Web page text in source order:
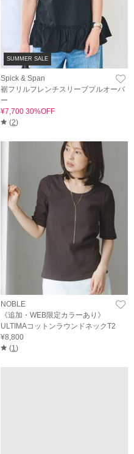
SUMMER SALE
Spick & Span
裾フリルフレンチスリーブプルオーバ
ー
¥7,700 30%OFF
(2)
NOBLE
《追加・WEB限定カラーあり》
ULTIMAコットンラウンドネックT2
¥8,800
(1 )